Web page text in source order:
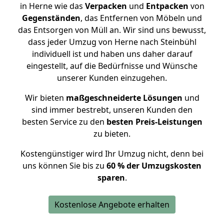
in Herne wie das Verpacken und Entpacken von
Gegenständen, das Entfernen von Möbeln und
das Entsorgen von Müll an. Wir sind uns bewusst,
dass jeder Umzug von Herne nach Steinbühl
individuell ist und haben uns daher darauf
eingestellt, auf die Bedürfnisse und Wünsche
unserer Kunden einzugehen.
Wir bieten maßgeschneiderte Lösungen und
sind immer bestrebt, unseren Kunden den
besten Service zu den besten Preis-Leistungen
zu bieten.
Kostengünstiger wird Ihr Umzug nicht, denn bei
uns können Sie bis zu 60 % der Umzugskosten
sparen.
Kostenlose Angebote erhalten